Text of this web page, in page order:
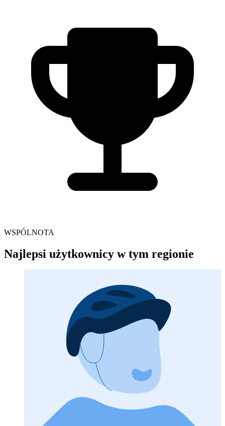
WSPÓLNOTA
Najlepsi użytkownicy w tym regionie